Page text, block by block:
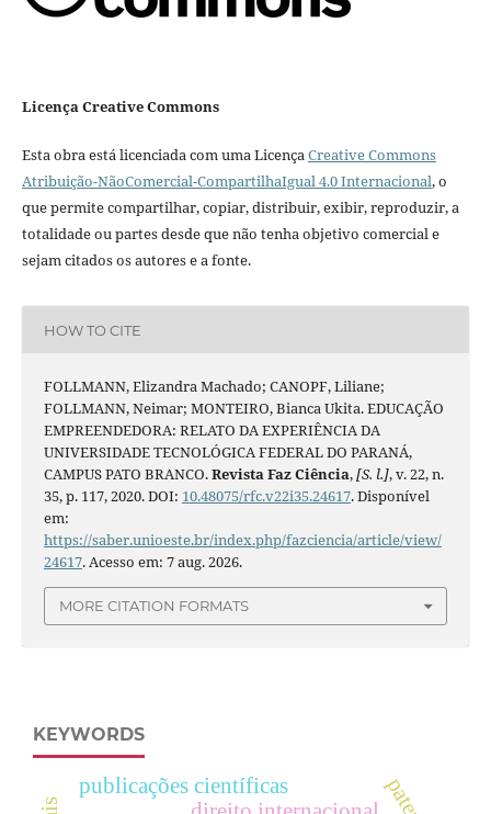
Licença Creative Commons
Esta obra está licenciada com uma LicençaCreative Commons
Atribuição-NãoComercial-CompartilhaIgual 4.0 Internacional, o
que permite compartilhar, copiar, distribuir, exibir, reproduzir, a
totalidade ou partes desde que não tenha objetivo comercial e
sejam citados os autores e a fonte.
HOW TO CITE
FOLLMANN, Elizandra Machado; CANOPF, Liliane;
FOLLMANN, Neimar; MONTEIRO, Bianca Ukita. EDUCAÇÃO
EMPREENDEDORA: RELATO DA EXPERIÊNCIA DA
UNIVERSIDADE TECNOLÓGICA FEDERAL DO PARANÁ,
CAMPUS PATO BRANCO.Revista Faz Ciência,[S. l.], v. 22, n.
35, p. 117, 2020. DOI: 10.48075/rfc.v22i35.24617. Disponível
em:
https://saber.unioeste.br/index.php/fazciencia/article/view/
24617. Acesso em: 7 aug. 2026.
MORE CITATION FORMATS
KEYWORDS
publicações científicas